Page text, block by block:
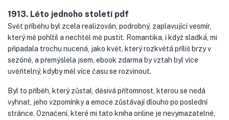
1913. Léto jednoho století pdf
Svět příběhu byl zcela realizován, podrobný, zaplavující vesmír,
který mě pohltil a nechtěl mě pustit. Romantika, i když sladká, mi
připadala trochu nucená, jako květ, který rozkvétá příliš brzy v
sezóně, a přemýšlela jsem, ebook zdarma by vztah byl více
uvěřitelný, kdyby měl více času se rozvinout.
Byl to příběh, který zůstal, děsivá přítomnost, kterou se nedá
vyhnat, jeho vzpomínky a emoce zůstávají dlouho po poslední
stránce. Označení, které mi tato kniha online je nevymazatelné,